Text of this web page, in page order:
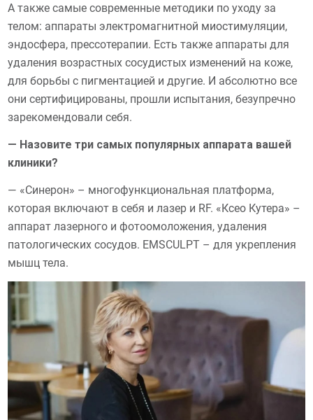
А также самые современные методики по уходу за
телом: аппараты электромагнитной миостимуляции,
эндосфера, прессотерапии. Есть также аппараты для
удаления возрастных сосудистых изменений на коже,
для борьбы с пигментацией и другие. И абсолютно все
они сертифицированы, прошли испытания, безупречно
зарекомендовали себя.
— Назовите три самых популярных аппарата вашей
клиники?
— «Синерон» – многофункциональная платформа,
которая включают в себя и лазер и RF. «Ксео Кутера» –
аппарат лазерного и фотоомоложения, удаления
патологических сосудов. EMSCULPT – для укрепления
мышц тела.